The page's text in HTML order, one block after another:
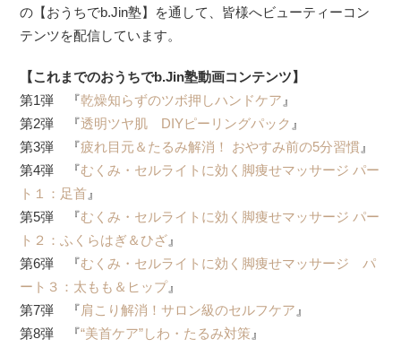
の【おうちでb.Jin塾】を通して、皆様へビューティーコン
テンツを配信しています。
【これまでのおうちでb.Jin塾動画コンテンツ】
第1弾 『乾燥知らずのツボ押しハンドケア 』
第2弾 『透明ツヤ肌 DIYピーリングパック 』
第3弾 『疲れ目元＆たるみ解消！ おやすみ前の5分習慣 』
第4弾 『むくみ・セルライトに効く脚痩せマッサージ パー
ト１：足首 』
第5弾 『むくみ・セルライトに効く脚痩せマッサージ パー
ト２：ふくらはぎ＆ひざ 』
第6弾 『むくみ・セルライトに効く脚痩せマッサージ パ
ート３：太もも＆ヒップ』
第7弾 『肩こり解消！サロン級のセルフケア 』
第8弾 『“美首ケア”しわ・たるみ対策 』